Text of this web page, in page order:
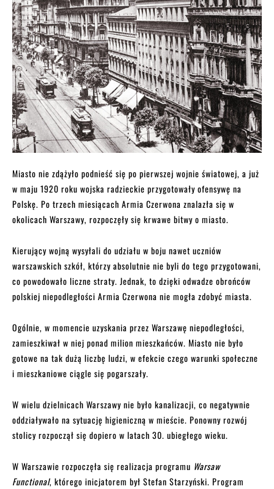
Miasto nie zdążyło podnieść się po pierwszej wojnie światowej, a już
w maju 1920 roku wojska radzieckie przygotowały ofensywę na
Polskę. Po trzech miesiącach Armia Czerwona znalazła się w
okolicach Warszawy, rozpoczęły się krwawe bitwy o miasto.
Kierujący wojną wysyłali do udziału w boju nawet uczniów
warszawskich szkół, którzy absolutnie nie byli do tego przygotowani,
co powodowało liczne straty. Jednak, to dzięki odwadze obrońców
polskiej niepodległości Armia Czerwona nie mogła zdobyć miasta.
Ogólnie, w momencie uzyskania przez Warszawę niepodległości,
zamieszkiwał w niej ponad milion mieszkańców. Miasto nie było
gotowe na tak dużą liczbę ludzi, w efekcie czego warunki społeczne
i mieszkaniowe ciągle się pogarszały.
W wielu dzielnicach Warszawy nie było kanalizacji, co negatywnie
oddziaływało na sytuację higieniczną w mieście. Ponowny rozwój
stolicy rozpoczął się dopiero w latach 30. ubiegłego wieku.
W Warszawie rozpoczęła się realizacja programu Warsaw
Functional, którego inicjatorem był Stefan Starzyński. Program